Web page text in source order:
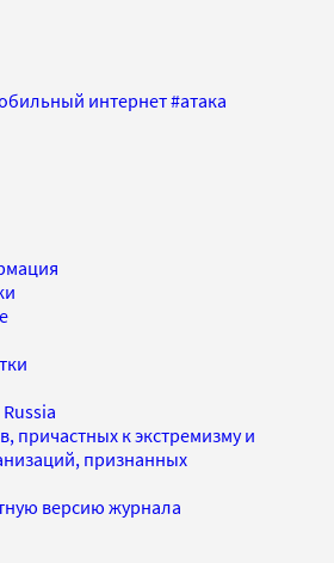
интернет#атака
причастных к экстремизму и
признанных
версию журнала